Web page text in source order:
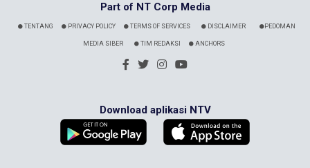
Part of NT Corp Media
TENTANG PRIVACY POLICY TERMS OF SERVICES DISCLAIMER PEDOMAN
MEDIA SIBER TIM REDAKSI ANCHORS
Download aplikasi NTV